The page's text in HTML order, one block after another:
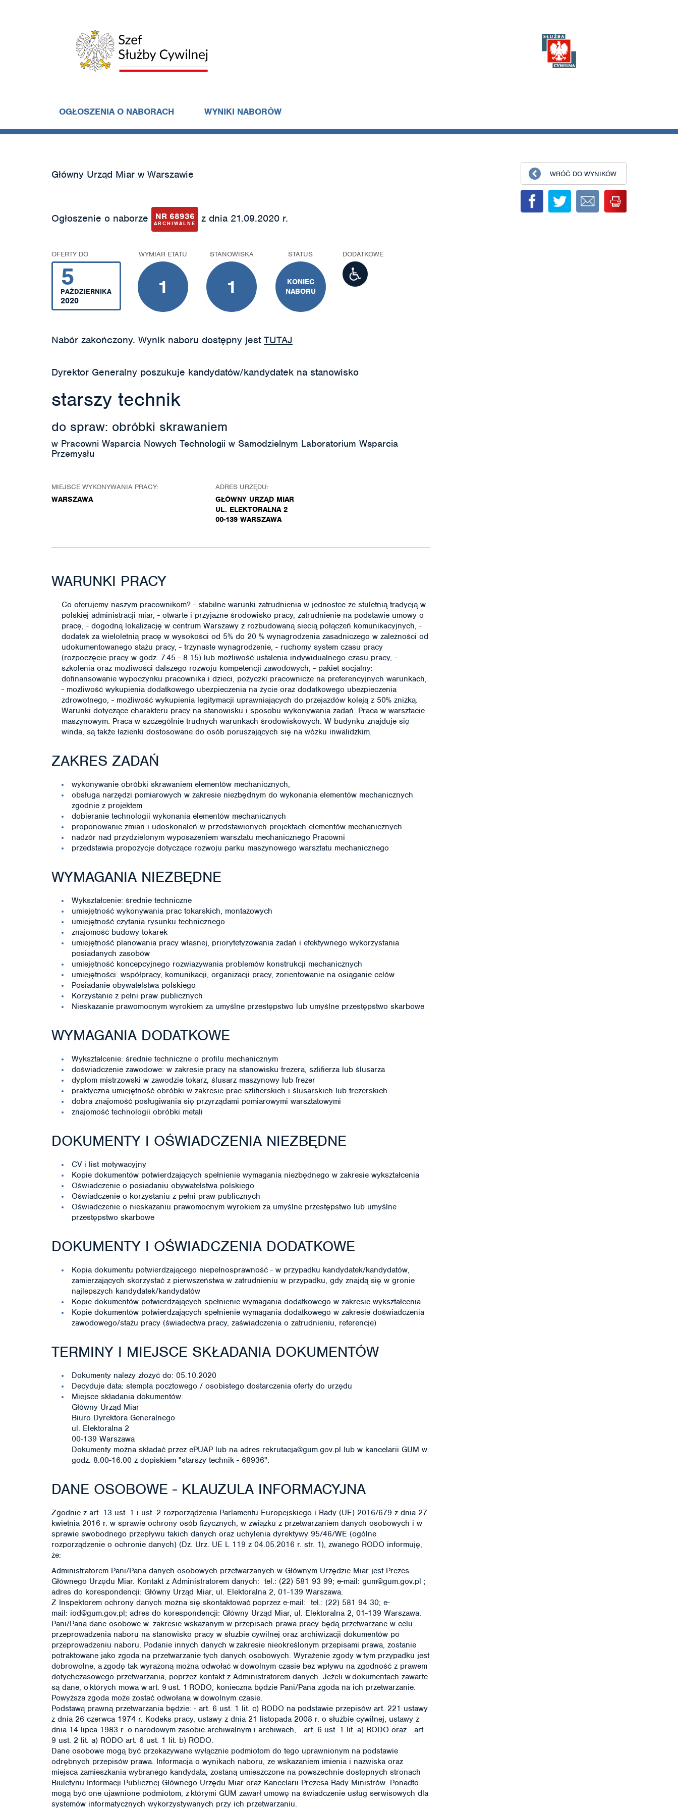
OGŁOSZENIA O NABORACH WYNIKI NABORÓW
Główny Urząd Miar w Warszawie
Ogłoszenie o naborze NR 68936
ARCHIWALNE z dnia 21.09.2020 r.
OFERTY DO
5
PAŹDZIERNIKA
2020
WYMIAR ETATU
1
STANOWISKA
1
STATUS
KONIEC
NABORU
DODATKOWE
Nabór zakończony. Wynik naboru dostępny jest TUTAJ
Dyrektor Generalny poszukuje kandydatów/kandydatek na stanowisko
starszy technik
do spraw: obróbki skrawaniem
w Pracowni Wsparcia Nowych Technologii w Samodzielnym Laboratorium Wsparcia
Przemysłu
MIEJSCE WYKONYWANIA PRACY:
WARSZAWA
ADRES URZĘDU:
GŁÓWNY URZĄD MIAR
UL. ELEKTORALNA 2
00-139 WARSZAWA
WARUNKI PRACY
Co oferujemy naszym pracownikom? - stabilne warunki zatrudnienia w jednostce ze stuletnią tradycją w
polskiej administracji miar, - otwarte i przyjazne środowisko pracy, zatrudnienie na podstawie umowy o
pracę, - dogodną lokalizację w centrum Warszawy z rozbudowaną siecią połączeń komunikacyjnych, -
dodatek za wieloletnią pracę w wysokości od 5% do 20 % wynagrodzenia zasadniczego w zależności od
udokumentowanego stażu pracy, - trzynaste wynagrodzenie, - ruchomy system czasu pracy
(rozpoczęcie pracy w godz. 7.45 - 8.15) lub możliwość ustalenia indywidualnego czasu pracy, -
szkolenia oraz możliwości dalszego rozwoju kompetencji zawodowych, - pakiet socjalny:
dofinansowanie wypoczynku pracownika i dzieci, pożyczki pracownicze na preferencyjnych warunkach,
- możliwość wykupienia dodatkowego ubezpieczenia na życie oraz dodatkowego ubezpieczenia
zdrowotnego, - możliwość wykupienia legitymacji uprawniających do przejazdów koleją z 50% zniżką.
Warunki dotyczące charakteru pracy na stanowisku i sposobu wykonywania zadań: Praca w warsztacie
maszynowym. Praca w szczególnie trudnych warunkach środowiskowych. W budynku znajduje się
winda, są także łazienki dostosowane do osób poruszających się na wózku inwalidzkim.
ZAKRES ZADAŃ
wykonywanie obróbki skrawaniem elementów mechanicznych,
obsługa narzędzi pomiarowych w zakresie niezbędnym do wykonania elementów mechanicznych
zgodnie z projektem
dobieranie technologii wykonania elementów mechanicznych
proponowanie zmian i udoskonaleń w przedstawionych projektach elementów mechanicznych
nadzór nad przydzielonym wyposażeniem warsztatu mechanicznego Pracowni
przedstawia propozycje dotyczące rozwoju parku maszynowego warsztatu mechanicznego
WYMAGANIA NIEZBĘDNE
Wykształcenie: średnie techniczne
umiejętność wykonywania prac tokarskich, montażowych
umiejętność czytania rysunku technicznego
znajomość budowy tokarek
umiejętność planowania pracy własnej, priorytetyzowania zadań i efektywnego wykorzystania
posiadanych zasobów
umiejętność koncepcyjnego rozwiazywania problemów konstrukcji mechanicznych
umiejętności: współpracy, komunikacji, organizacji pracy, zorientowanie na osiąganie celów
Posiadanie obywatelstwa polskiego
Korzystanie z pełni praw publicznych
Nieskazanie prawomocnym wyrokiem za umyślne przestępstwo lub umyślne przestępstwo skarbowe
WYMAGANIA DODATKOWE
Wykształcenie: średnie techniczne o profilu mechanicznym
doświadczenie zawodowe: w zakresie pracy na stanowisku frezera, szlifierza lub ślusarza
dyplom mistrzowski w zawodzie tokarz, ślusarz maszynowy lub frezer
praktyczna umiejętność obróbki w zakresie prac szlifierskich i ślusarskich lub frezerskich
dobra znajomość posługiwania się przyrządami pomiarowymi warsztatowymi
znajomość technologii obróbki metali
DOKUMENTY I OŚWIADCZENIA NIEZBĘDNE
CV i list motywacyjny
Kopie dokumentów potwierdzających spełnienie wymagania niezbędnego w zakresie wykształcenia
Oświadczenie o posiadaniu obywatelstwa polskiego
Oświadczenie o korzystaniu z pełni praw publicznych
Oświadczenie o nieskazaniu prawomocnym wyrokiem za umyślne przestępstwo lub umyślne
przestępstwo skarbowe
DOKUMENTY I OŚWIADCZENIA DODATKOWE
Kopia dokumentu potwierdzającego niepełnosprawność - w przypadku kandydatek/kandydatów,
zamierzających skorzystać z pierwszeństwa w zatrudnieniu w przypadku, gdy znajdą się w gronie
najlepszych kandydatek/kandydatów
Kopie dokumentów potwierdzających spełnienie wymagania dodatkowego w zakresie wykształcenia
Kopie dokumentów potwierdzających spełnienie wymagania dodatkowego w zakresie doświadczenia
zawodowego/stażu pracy (świadectwa pracy, zaświadczenia o zatrudnieniu, referencje)
TERMINY I MIEJSCE SKŁADANIA DOKUMENTÓW
Dokumenty należy złożyć do: 05.10.2020
Decyduje data: stempla pocztowego / osobistego dostarczenia oferty do urzędu
Miejsce składania dokumentów:
Główny Urząd Miar
Biuro Dyrektora Generalnego
ul. Elektoralna 2
00-139 Warszawa
Dokumenty można składać przez ePUAP lub na adres rekrutacja@gum.gov.pl lub w kancelarii GUM w
godz. 8.00-16.00 z dopiskiem "starszy technik - 68936".
DANE OSOBOWE - KLAUZULA INFORMACYJNA
Zgodnie z art. 13 ust. 1 i ust. 2 rozporządzenia Parlamentu Europejskiego i Rady (UE) 2016/679 z dnia 27
kwietnia 2016 r. w sprawie ochrony osób fizycznych, w związku z przetwarzaniem danych osobowych i w
sprawie swobodnego przepływu takich danych oraz uchylenia dyrektywy 95/46/WE (ogólne
rozporządzenie o ochronie danych) (Dz. Urz. UE L 119 z 04.05.2016 r. str. 1), zwanego RODO informuję,
że:
Administratorem Pani/Pana danych osobowych przetwarzanych w Głównym Urzędzie Miar jest Prezes
Głównego Urzędu Miar. Kontakt z Administratorem danych: tel.: (22) 581 93 99; e-mail: gum@gum.gov.pl ;
adres do korespondencji: Główny Urząd Miar, ul. Elektoralna 2, 01-139 Warszawa.
Z Inspektorem ochrony danych można się skontaktować poprzez e-mail: tel.: (22) 581 94 30; e-
mail: iod@gum.gov.pl; adres do korespondencji: Główny Urząd Miar, ul. Elektoralna 2, 01-139 Warszawa.
Pani/Pana dane osobowe w zakresie wskazanym w przepisach prawa pracy będą przetwarzane w celu
przeprowadzenia naboru na stanowisko pracy w służbie cywilnej oraz archiwizacji dokumentów po
przeprowadzeniu naboru. Podanie innych danych w zakresie nieokreślonym przepisami prawa, zostanie
potraktowane jako zgoda na przetwarzanie tych danych osobowych. Wyrażenie zgody w tym przypadku jest
dobrowolne, a zgodę tak wyrażoną można odwołać w dowolnym czasie bez wpływu na zgodność z prawem
dotychczasowego przetwarzania, poprzez kontakt z Administratorem danych. Jeżeli w dokumentach zawarte
są dane, o których mowa w art. 9 ust. 1 RODO, konieczna będzie Pani/Pana zgoda na ich przetwarzanie.
Powyższa zgoda może zostać odwołana w dowolnym czasie.
Podstawą prawną przetwarzania będzie: - art. 6 ust. 1 lit. c) RODO na podstawie przepisów art. 221 ustawy
z dnia 26 czerwca 1974 r. Kodeks pracy, ustawy z dnia 21 listopada 2008 r. o służbie cywilnej, ustawy z
dnia 14 lipca 1983 r. o narodowym zasobie archiwalnym i archiwach; - art. 6 ust. 1 lit. a) RODO oraz - art.
9 ust. 2 lit. a) RODO art. 6 ust. 1 lit. b) RODO.
Dane osobowe mogą być przekazywane wyłącznie podmiotom do tego uprawnionym na podstawie
odrębnych przepisów prawa. Informacja o wynikach naboru, ze wskazaniem imienia i nazwiska oraz
miejsca zamieszkania wybranego kandydata, zostaną umieszczone na powszechnie dostępnych stronach
Biuletynu Informacji Publicznej Głównego Urzędu Miar oraz Kancelarii Prezesa Rady Ministrów. Ponadto
mogą być one ujawnione podmiotom, z którymi GUM zawarł umowę na świadczenie usług serwisowych dla
systemów informatycznych wykorzystywanych przy ich przetwarzaniu.
WRÓĆ DO WYNIKÓW